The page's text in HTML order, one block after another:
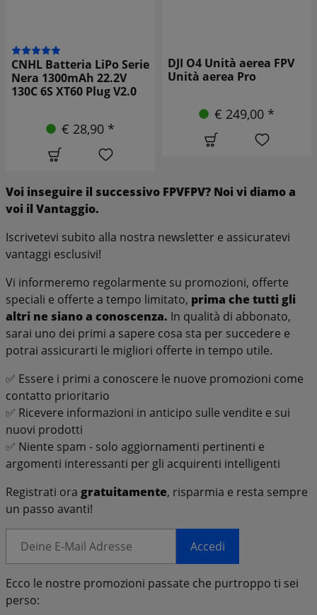
Serie
22.2V
V2.0
DJI O4 Unità aerea FPV
Unità aerea Pro
Tattu R-Line
LiPo 95C
Voi inseguire il successivo FPVFPV? Noi vi diamoa
voi il Vantaggio.
Iscrivetevi subito alla nostra newsletter e assicuratevi
vantaggi esclusivi!
Vi informeremo regolarmente su promozioni, offerte
speciali e offerte a tempo limitato, prima che tutti gli
altri ne siano a conoscenza. In qualità di abbonato,
sarai uno dei primi a sapere cosa sta per succedere e
potrai assicurarti le migliori offerte in tempo utile.
✅ Essere i primi a conoscere le nuove promozioni come
contatto prioritario
✅ Ricevere informazioni in anticipo sulle vendite e sui
nuovi prodotti
✅ Niente spam - solo aggiornamenti pertinenti e
argomenti interessanti per gli acquirenti intelligenti
Registrati ora gratuitamente, risparmia e resta sempre
un passo avanti!
Accedi
Ecco le nostre promozioni passate che purtroppo ti sei
perso: